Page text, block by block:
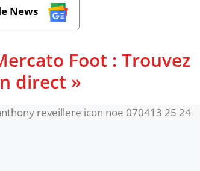
News
Foot : Trouvez
direct »